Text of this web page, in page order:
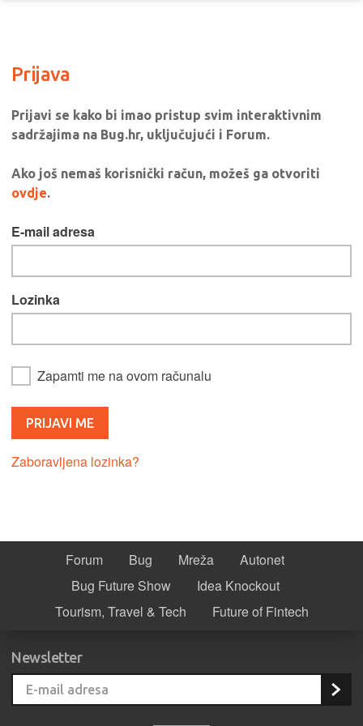
Prijava
Prijavi se kako bi imao pristup svim interaktivnim
sadržajima na Bug.hr, uključujući i Forum.
Ako još nemaš korisnički račun, možeš ga otvoriti
ovdje.
E-mail adresa
Lozinka
Zapamti me na ovom računalu
Zaboravljena lozinka?
Forum Bug Mreža
Autonet
Bug Future Show
Idea Knockout
Tourism, Travel & Tech
Future of Fintech
Newsletter